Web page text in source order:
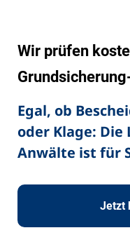
Wir prüfen
Egal, ob
oder Klage:
Anwälte ist für
Jetzt